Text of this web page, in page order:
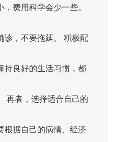
费用科学会少一些。
诊，不要拖延。 积极配
持良好的生活习惯，都
再者，选择适合自己的
根据自己的病情、经济